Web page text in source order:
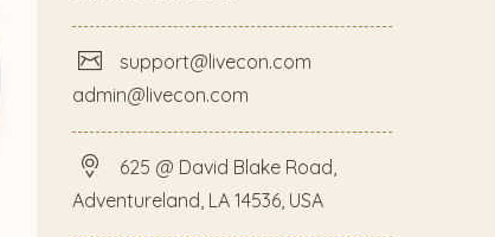
support@livecon.com
admin@livecon.com
625 @ David Blake Road,
Adventureland, LA 14536, USA